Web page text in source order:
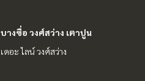
บางซื่อ วงศ์สว่าง เตาปูน
เดอะ ไลน์ วงศ์สว่าง